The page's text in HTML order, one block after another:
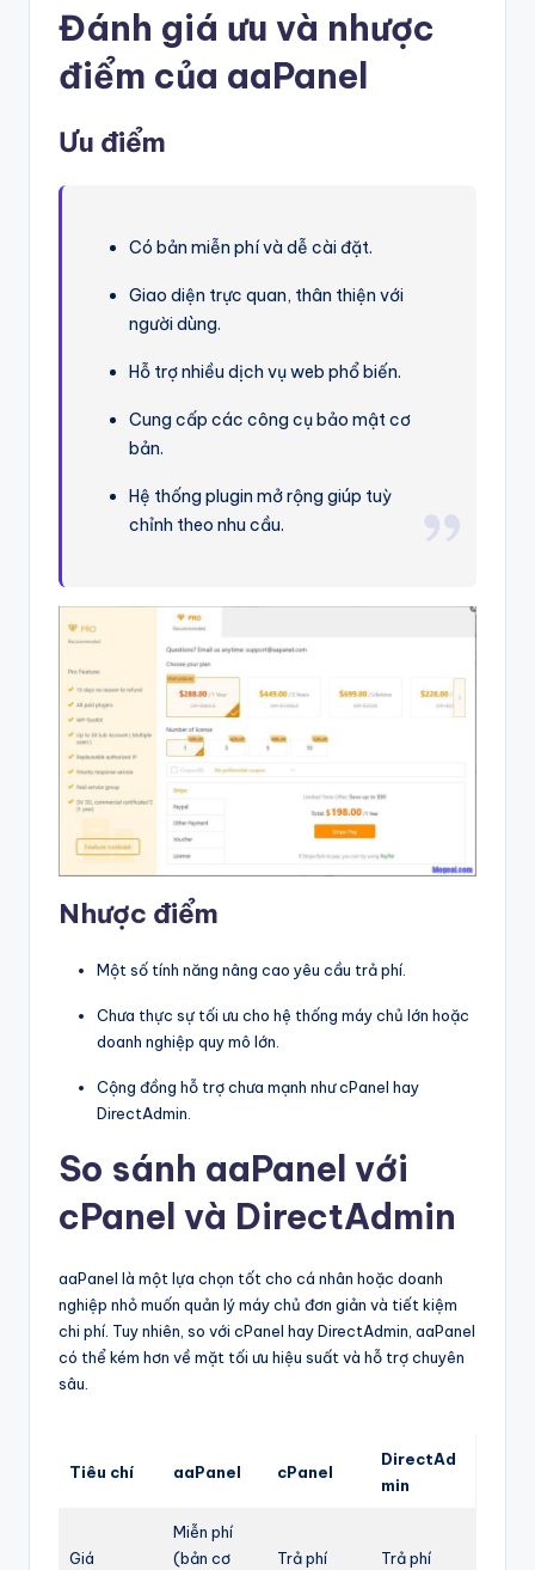
Đánh giá ưu và nhược
điểm của aaPanel
Ưu điểm
Có bản miễn phí và dễ cài đặt.
Giao diện trực quan, thân thiện với
người dùng.
Hỗ trợ nhiều dịch vụ web phổ biến.
Cung cấp các công cụ bảo mật cơ
bản.
Hệ thống plugin mở rộng giúp tuỳ
chỉnh theo nhu cầu.
Nhược điểm
Một số tính năng nâng cao yêu cầu trả phí.
Chưa thực sự tối ưu cho hệ thống máy chủ lớn hoặc
doanh nghiệp quy mô lớn.
Cộng đồng hỗ trợ chưa mạnh như cPanel hay
DirectAdmin.
So sánh aaPanel với
cPanel và DirectAdmin
aaPanel là một lựa chọn tốt cho cá nhân hoặc doanh
nghiệp nhỏ muốn quản lý máy chủ đơn giản và tiết kiệm
chi phí. Tuy nhiên, so với cPanel hay DirectAdmin, aaPanel
có thể kém hơn về mặt tối ưu hiệu suất và hỗ trợ chuyên
sâu.
Tiêu chí aaPanel cPanel
DirectAd
min
Giá
Miễn phí
(bản cơ
Trả phí Trả phí